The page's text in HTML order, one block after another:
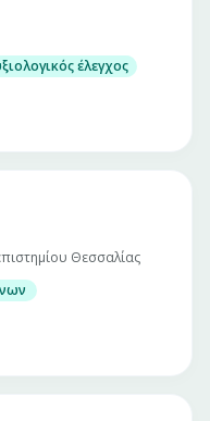
έλεγχος
Θεσσαλίας
νοσημάτων